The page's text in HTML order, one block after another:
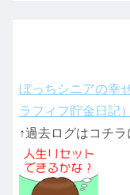
ぼっちシニアの幸
ラフィフ貯金日記）
↑過去ログはコチ